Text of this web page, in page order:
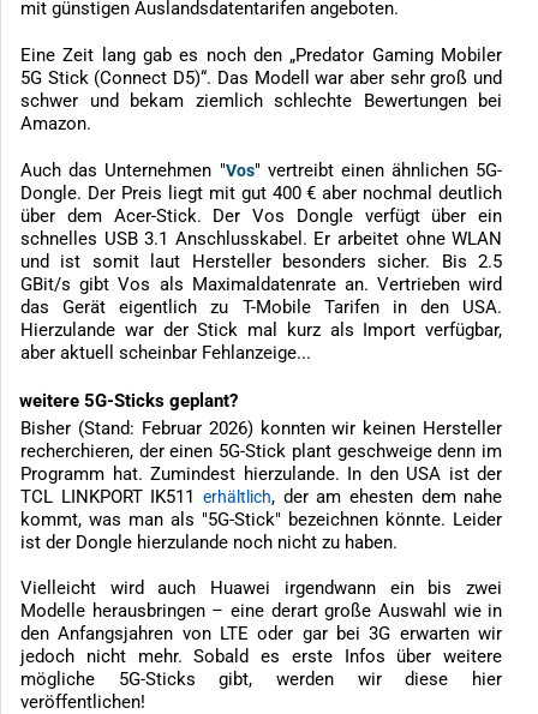
mit günstigen Auslandsdatentarifen angeboten.
Eine Zeit lang gab es noch den „Predator Gaming Mobiler
5G Stick (Connect D5)“. Das Modell war aber sehr groß und
schwer und bekam ziemlich schlechte Bewertungen bei
Amazon.
Auch das Unternehmen "Vos" vertreibt einen ähnlichen 5G-
Dongle. Der Preis liegt mit gut 400 € aber nochmal deutlich
über dem Acer-Stick. Der Vos Dongle verfügt über ein
schnelles USB 3.1 Anschlusskabel. Er arbeitet ohne WLAN
und ist somit laut Hersteller besonders sicher. Bis 2.5
GBit/s gibt Vos als Maximaldatenrate an. Vertrieben wird
das Gerät eigentlich zu T-Mobile Tarifen in den USA.
Hierzulande war der Stick mal kurz als Import verfügbar,
aber aktuell scheinbar Fehlanzeige...
weitere 5G-Sticks geplant?
Bisher (Stand: Februar 2026) konnten wir keinen Hersteller
recherchieren, der einen 5G-Stick plant geschweige denn im
Programm hat. Zumindest hierzulande. In den USA ist der
TCL LINKPORT IK511 erhältlich, der am ehesten dem nahe
kommt, was man als "5G-Stick" bezeichnen könnte. Leider
ist der Dongle hierzulande noch nicht zu haben.
Vielleicht wird auch Huawei irgendwann ein bis zwei
Modelle herausbringen – eine derart große Auswahl wie in
den Anfangsjahren von LTE oder gar bei 3G erwarten wir
jedoch nicht mehr. Sobald es erste Infos über weitere
mögliche 5G-Sticks gibt, werden wir diese hier
veröffentlichen!